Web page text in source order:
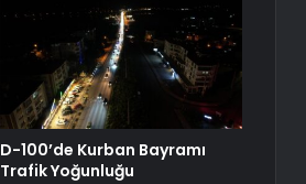
D-100’de Kurban Bayramı
Trafik Yoğunluğu